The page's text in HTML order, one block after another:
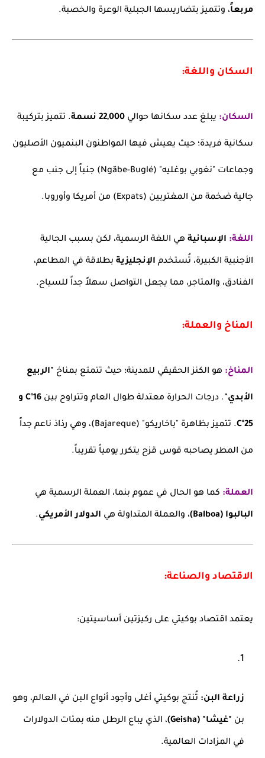
مربعاً، وتتميز بتضاريسها الجبلية الوعرة والخصبة.
السكان واللغة:
السكان: يبلغ عدد سكانها حوالي 22,000 نسمة . تتميز بتركيبة
سكانية فريدة؛ حيث يعيش فيها المواطنون البنميون الأصليون
وجماعات "نغوبي بوغليه" (Ngäbe-Buglé) جنباً إلى جنب مع
جالية ضخمة من المغتربين (Expats) من أمريكا وأوروبا.
اللغة: الإسبانية هي اللغة الرسمية، لكن بسبب الجالية
الأجنبية الكبيرة، تُستخدم الإنجليزية بطلاقة في المطاعم،
الفنادق، والمتاجر، مما يجعل التواصل سهلاً جداً للسياح.
المناخ والعملة:
المناخ: هو الكنز الحقيقي للمدينة؛ حيث تتمتع بمناخ "الربيع
الأبدي". درجات الحرارة معتدلة طوال العام وتتراوح بين 16°C و
25°C . تتميز بظاهرة "باخاريكو" (Bajareque)، وهي رذاذ ناعم جداً
من المطر يصاحبه قوس قزح يتكرر يومياً تقريباً.
العملة: كما هو الحال في عموم بنما، العملة الرسمية هي
البالبوا (Balboa) ، والعملة المتداولة هي الدولار الأمريكي.
الاقتصاد والصناعة:
يعتمد اقتصاد بوكيتي على ركيزتين أساسيتين:
زراعة البن: تُنتج بوكيتي أغلى وأجود أنواع البن في العالم، وهو
بن "غيشا" (Geisha) ، الذي يباع الرطل منه بمئات الدولارات
في المزادات العالمية.